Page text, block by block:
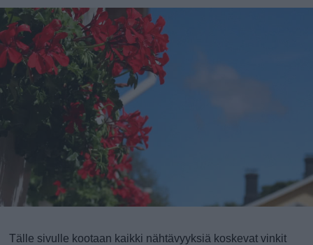
Tälle sivulle kootaan kaikki nähtävyyksiä koskevat vinkit